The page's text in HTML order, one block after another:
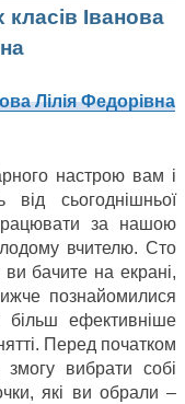
Іванова
настрою вам і
від сьогоднішньої
за нашою
вчителю. Сто
ви бачите на екрані,
познайомилися
ефективніше
Перед початком
вибрати собі
які ви обрали –